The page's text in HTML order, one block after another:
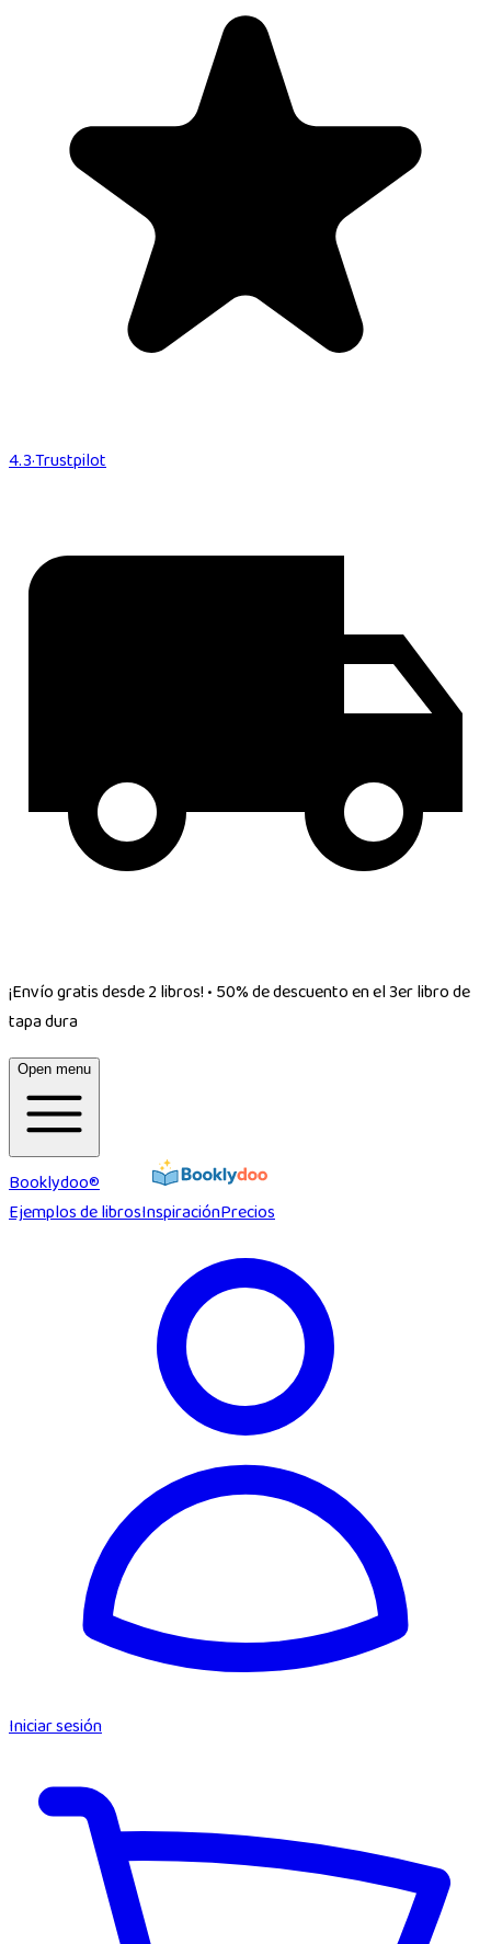
4.3·Trustpilot
¡Envío gratis desde 2 libros!•50% de descuento en el 3er libro de
tapa dura
Open menu
Booklydoo®
Ejemplos de librosInspiraciónPrecios
Iniciar sesión